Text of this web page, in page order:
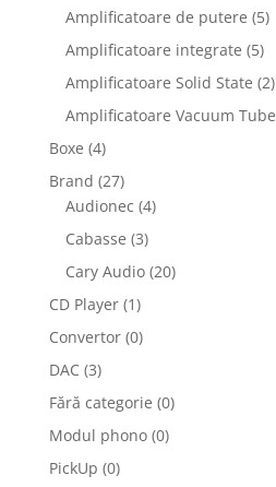
Amplificatoare de putere (5)
Amplificatoare integrate (5)
Amplificatoare Solid State (2)
Amplificatoare Vacuum Tube
Boxe (4)
Brand (27)
Audionec (4)
Cabasse (3)
Cary Audio (20)
CD Player (1)
Convertor (0)
DAC (3)
Fără categorie (0)
Modul phono (0)
PickUp (0)